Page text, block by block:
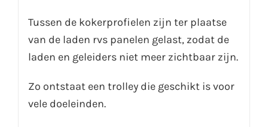
Tussen de kokerprofielen zijn ter plaatse
van de laden rvs panelen gelast, zodat de
laden en geleiders niet meer zichtbaar zijn.
Zo ontstaat een trolley die geschikt is voor
vele doeleinden.